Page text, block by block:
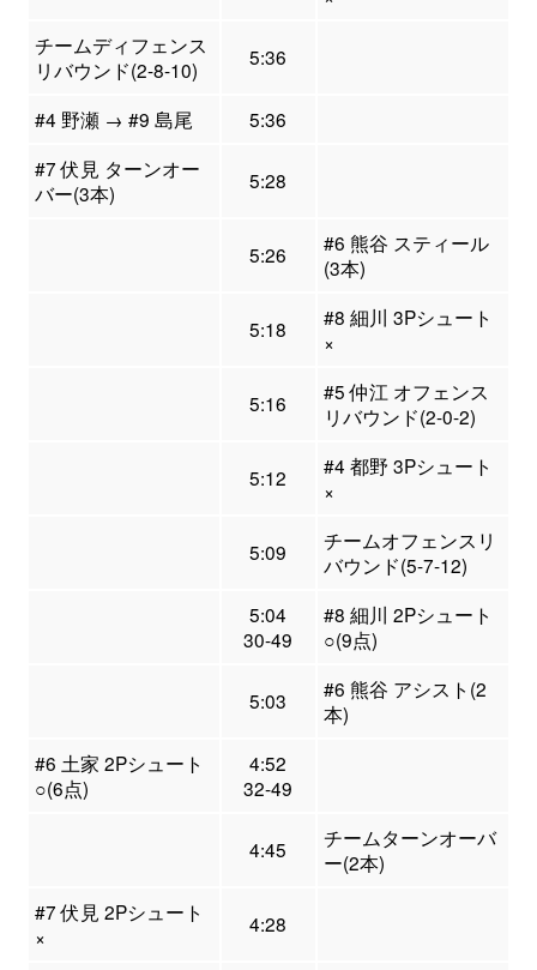
チームディフェンス
リバウンド(2-8-10)
5:36
#4 野瀬 → #9 島尾
5:36
#7 伏見 ターンオー
バー(3本)
5:28
5:26
#6 熊谷 スティール
(3本)
5:18
#8 細川 3Pシュート
×
5:16
#5 仲江 オフェンス
リバウンド(2-0-2)
5:12
#4 都野 3Pシュート
×
5:09
チームオフェンスリ
バウンド(5-7-12)
5:04
30-49
#8 細川 2Pシュート
○(9点)
5:03
#6 熊谷 アシスト(2
本)
#6 土家 2Pシュート
○(6点)
4:52
32-49
4:45
チームターンオーバ
ー(2本)
#7 伏見 2Pシュート
×
4:28